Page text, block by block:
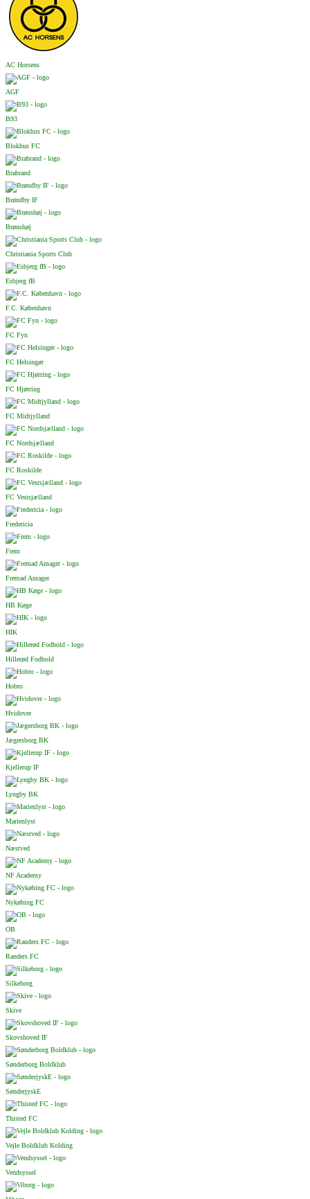
AC Horsens
AGF
B93
Blokhus FC
Brabrand
Brøndby IF
Brønshøj
Christiania Sports Club
Esbjerg fB
F.C. København
FC Fyn
FC Helsingør
FC Hjørring
FC Midtjylland
FC Nordsjælland
FC Roskilde
FC Vestsjælland
Fredericia
Frem
Fremad Amager
HB Køge
HIK
Hillerød Fodbold
Hobro
Hvidovre
Jægersborg BK
Kjellerup IF
Lyngby BK
Marienlyst
Næstved
NF Academy
Nykøbing FC
OB
Randers FC
Silkeborg
Skive
Skovshoved IF
Sønderborg Boldklub
SønderjyskE
Thisted FC
Vejle Boldklub Kolding
Vendsyssel